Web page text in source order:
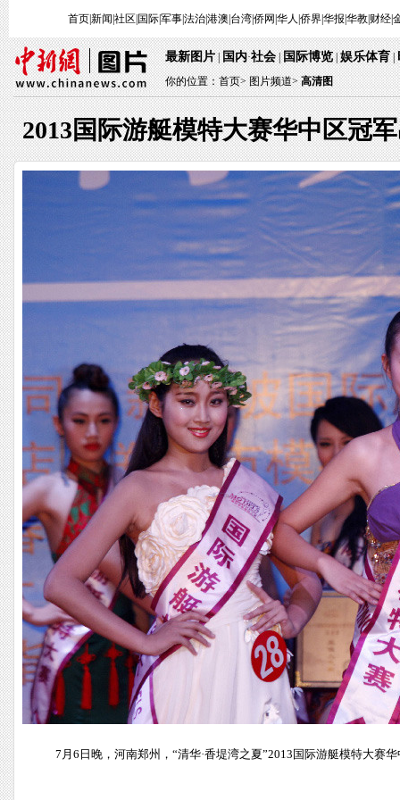
首页|新闻 社区 国际|军事|法治|港澳 台湾|侨网 华人 侨界|华报 华教| 财经|
最新图片|国内·社会|国际博览|娱乐体育|
你的位置：首页>图片频道> 高清图
2013国际游艇模特大赛华中区冠
7月6日晚，河南郑州，“清华·香堤湾之夏”2013国际游艇模特大赛